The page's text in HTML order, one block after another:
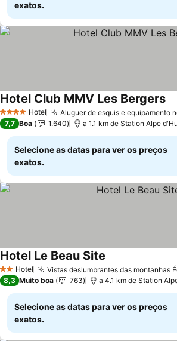
exatos.
4 EstrelasHotel Aluguer de esquis e equipamento
Hotel Club MMV Les Bergers
7,7 Boa 1.640 a 1.1 km de Station Alpe
Selecione as datas para ver os preços
exatos.
2 Estrelas
Hotel Vistas deslumbrantes das montanhas
Hotel Le Beau Site
8,3 Muito boa 763 a 4.1 km de Station
Selecione as datas para ver os preços
exatos.